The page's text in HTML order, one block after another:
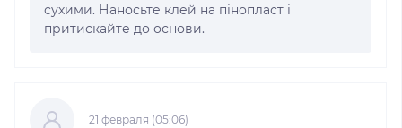
сухими. Наносьте клей на пінопласт і
притискайте до основи.
21 февраля (05:06)